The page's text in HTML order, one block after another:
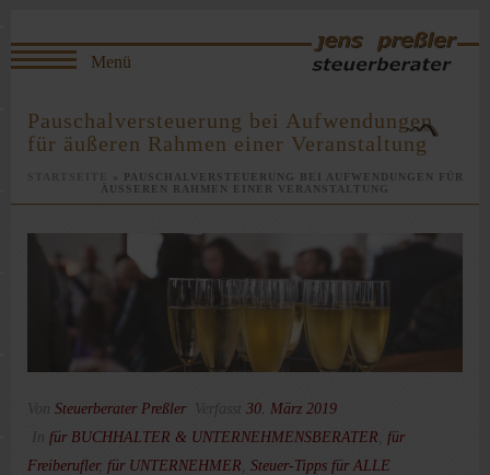
Pauschalversteuerung bei Aufwendungen
für äußeren Rahmen einer Veranstaltung
»
PAUSCHALVERSTEUERUNG BEI AUFWENDUNGEN FÜR
ÄUSSEREN RAHMEN EINER VERANSTALTUNG
Von Steuerberater Preßler Verfasst 30. März 2019
In für BUCHHALTER & UNTERNEHMENSBERATER
für
Freiberufler, für UNTERNEHMER Steuer-Tipps für ALLE